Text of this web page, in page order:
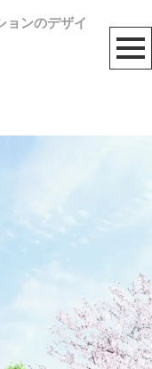
ョンのデザイ